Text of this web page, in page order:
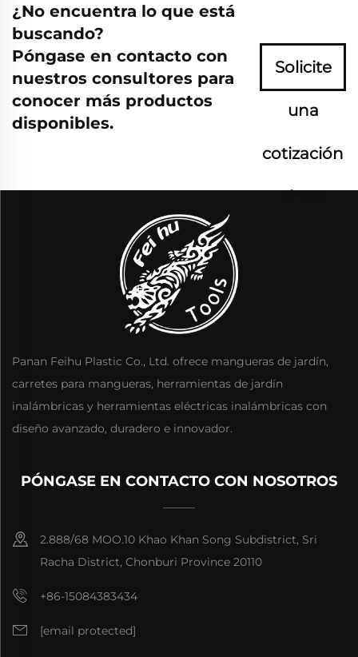
¿No encuentra lo que está
buscando?
Póngase en contacto con
nuestros consultores para
conocer más productos
disponibles.
Solicite
una
cotización
ahora
Panan Feihu Plastic Co., Ltd. ofrece mangueras de jardín,
carretes para mangueras, herramientas de jardín
inalámbricas y herramientas eléctricas inalámbricas con
diseño avanzado, duradero e innovador.
PÓNGASE EN CONTACTO CON NOSOTROS
2.888/68 MOO.10 Khao Khan Song Subdistrict, Sri
Racha District, Chonburi Province 20110
+86-15084383434
[email protected]